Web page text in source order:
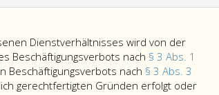
Dienstverhältnisses wird von der
Beschäftigungsverbots nach § 3 Abs. 1
Beschäftigungsverbots nach § 3 Abs. 3
gerechtfertigten Gründen erfolgt oder